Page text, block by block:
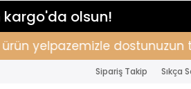
kargo'da olsun!
dostunuzun tüm
Sipariş Takip Sıkça